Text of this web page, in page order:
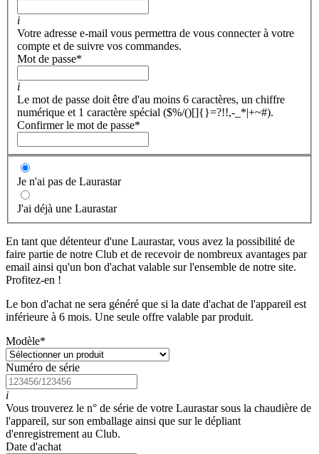
i
Votre adresse e-mail vous permettra de vous connecter à votre
compte et de suivre vos commandes.
Mot de passe*
i
Le mot de passe doit être d'au moins 6 caractères, un chiffre
numérique et 1 caractère spécial ($%/()[]{}=?!!,-_*|+~#).
Confirmer le mot de passe*
Je n'ai pas de Laurastar
J'ai déjà une Laurastar
En tant que détenteur d'une Laurastar, vous avez la possibilité de
faire partie de notre Club et de recevoir de nombreux avantages par
email ainsi qu'un bon d'achat valable sur l'ensemble de notre site.
Profitez-en !
Le bon d'achat ne sera généré que si la date d'achat de l'appareil est
inférieure à 6 mois. Une seule offre valable par produit.
Modèle*
Numéro de série
i
Vous trouverez le n° de série de votre Laurastar sous la chaudière de
l'appareil, sur son emballage ainsi que sur le dépliant
d'enregistrement au Club.
Date d'achat